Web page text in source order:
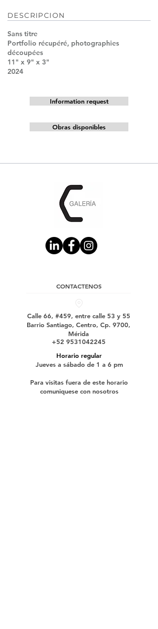
DESCRIPCION
Sans titre
Portfolio récupéré, photographies
découpées
11" x 9" x 3"
2024
Information request
Obras disponibles
CONTACTENOS
Calle 66, #459, entre calle 53 y 55
Barrio Santiago, Centro, Cp. 9700,
Mérida
+52 9531042245
Horario regular
Jueves a sábado de 1 a 6 pm
Para visitas fuera de este horario
comuniquese con nosotros